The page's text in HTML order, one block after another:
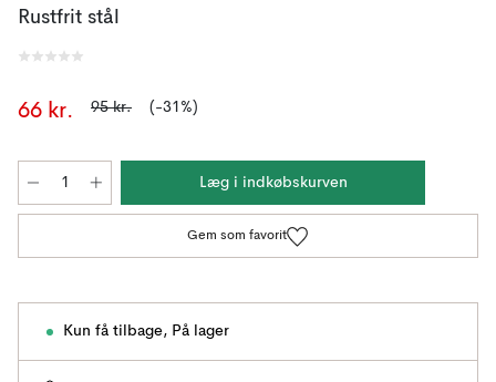
Rustfrit stål
66 kr. 95 kr. (-31%)
Læg i indkøbskurven
Gem som favorit
Kun få tilbage, På lager